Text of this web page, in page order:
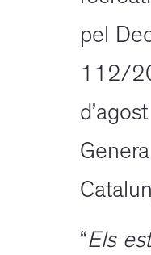
pel
112/
“Els